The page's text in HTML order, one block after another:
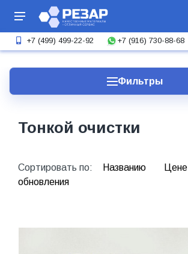
+7 (499) 499-22-92 +7 (916) 730-88-68
Фильтры
Тонкой очистки
Сортировать по: Названию Цене
обновления